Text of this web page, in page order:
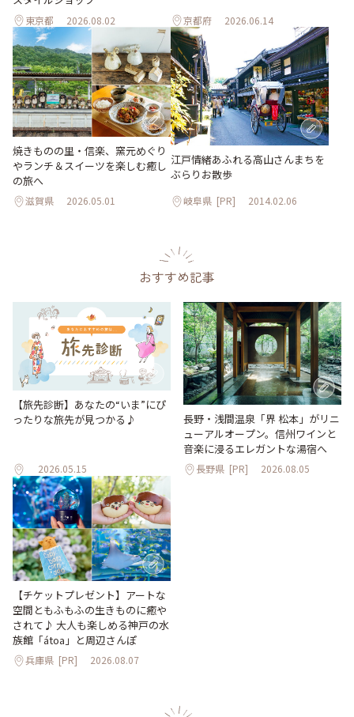
東京都 2026.08.02 京都府 2026.06.14
焼きものの里・信楽、窯元めぐり
やランチ＆スイーツを楽しむ癒し
の旅へ
滋賀県 2026.05.01
江戸情緒あふれる高山さんまちを
ぶらりお散歩
岐阜県 [PR] 2014.02.06
おすすめ記事
【旅先診断】あなたの“いま”にぴ
ったりな旅先が見つかる♪
2026.05.15
長野・浅間温泉「界 松本」がリニ
ューアルオープン。信州ワインと
音楽に浸るエレガントな湯宿へ
長野県 [PR] 2026.08.05
【チケットプレゼント】アートな
空間ともふもふの生きものに癒や
されて♪ 大人も楽しめる神戸の水
族館「átoa」と周辺さんぽ
兵庫県 [PR] 2026.08.07